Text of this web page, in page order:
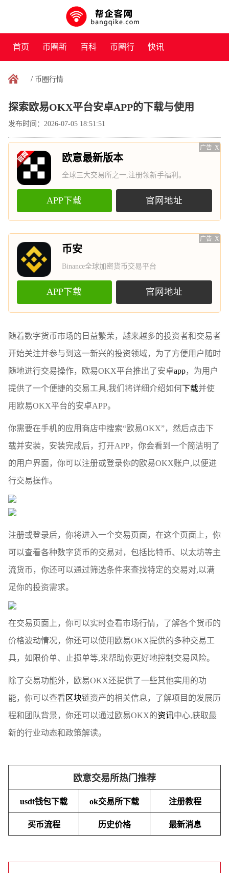
首页 币圈新
闻
百科 币圈行 快讯
/ 币圈行情
探索欧易OKX平台安卓APP的下载与使用
发布时间：2026-07-05 18:51:51
广告 X
欧意最新版本
全球三大交易所之一,注册领新手福利。
APP下载 官网地址
广告 X
币安
Binance全球加密货币交易平台
APP下载 官网地址
随着数字货币市场的日益繁荣，越来越多的投资者和交易者
开始关注并参与到这一新兴的投资领域，为了方便用户随时
随地进行交易操作，欧易OKX平台推出了安卓app，为用户
提供了一个便捷的交易工具,我们将详细介绍如何下载并使
用欧易OKX平台的安卓APP。
你需要在手机的应用商店中搜索“欧易OKX”，然后点击下
载并安装，安装完成后，打开APP，你会看到一个简洁明了
的用户界面，你可以注册或登录你的欧易OKX账户,以便进
行交易操作。
注册或登录后，你将进入一个交易页面，在这个页面上，你
可以查看各种数字货币的交易对，包括比特币、以太坊等主
流货币，你还可以通过筛选条件来查找特定的交易对,以满
足你的投资需求。
在交易页面上，你可以实时查看市场行情，了解各个货币的
价格波动情况，你还可以使用欧易OKX提供的多种交易工
具，如限价单、止损单等,来帮助你更好地控制交易风险。
除了交易功能外，欧易OKX还提供了一些其他实用的功
能，你可以查看 区块链资产的相关信息，了解项目的发展历
程和团队背景，你还可以通过欧易OKX的资讯中心,获取最
新的行业动态和政策解读。
欧意交易所热门推荐
usdt钱包下载 ok交易所下载 注册教程
买币流程 历史价格 最新消息